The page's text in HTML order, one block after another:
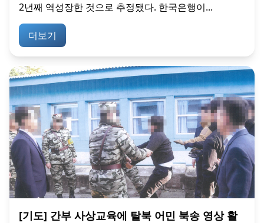
2년째 역성장한 것으로 추정됐다. 한국은행이...
더보기
[기도] 간부 사상교육에 탈북 어민 북송 영상 활